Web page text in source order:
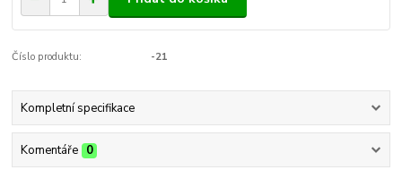
Číslo produktu: -21
Kompletní specifikace
Komentáře 0